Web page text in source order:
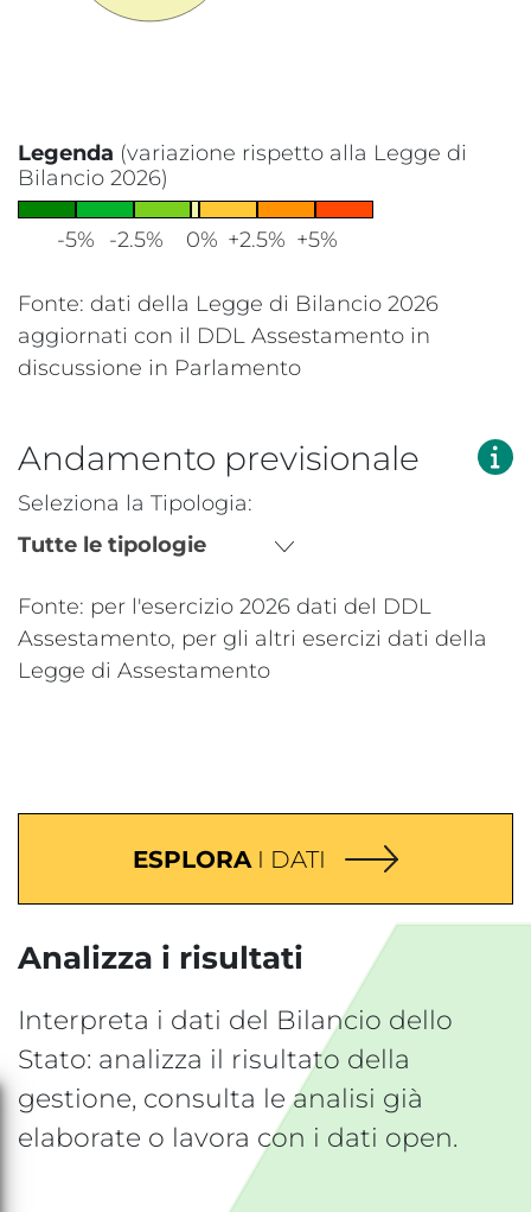
Legenda (variazione rispetto alla Legge di
Bilancio 2026)
-5% -2.5% 0% +2.5% +5%
Fonte: dati della Legge di Bilancio 2026
aggiornati con il DDL Assestamento in
discussione in Parlamento
Andamento previsionale
Seleziona la Tipologia:
Tutte le tipologie
Fonte: per l'esercizio 2026 dati del DDL
Assestamento, per gli altri esercizi dati della
Legge di Assestamento
ESPLORA I DATI
Analizza i risultati
Interpreta i dati del Bilancio dello
Stato: analizza il risultato della
gestione, consulta le analisi già
elaborate o lavora con i dati open.